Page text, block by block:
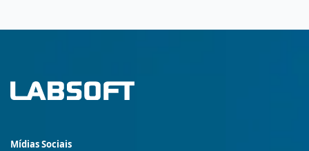
Mídias Sociais